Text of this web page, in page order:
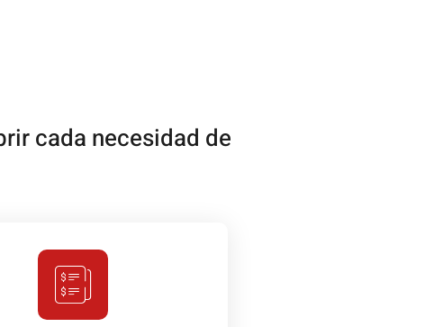
cada necesidad de